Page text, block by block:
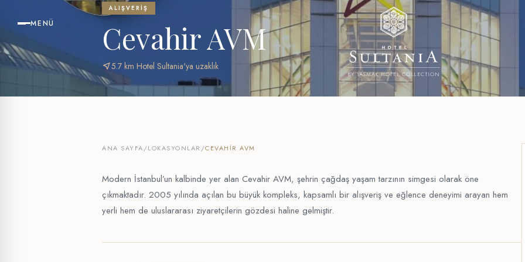
MENÜ
BY YASMAK HOTEL COLLECTION
ALIŞVERIŞ
Cevahir AVM
near_me5.7 km Hotel Sultania'ya uzaklık
ANA SAYFA/LOKASYONLAR /CEVAHIR AVM
Modern İstanbul’un kalbinde yer alan Cevahir AVM, şehrin çağdaş yaşam tarzının simgesi olarak öne
çıkmaktadır. 2005 yılında açılan bu büyük kompleks, kapsamlı bir alışveriş ve eğlence deneyimi arayan hem
yerli hem de uluslararası ziyaretçilerin gözdesi haline gelmiştir.